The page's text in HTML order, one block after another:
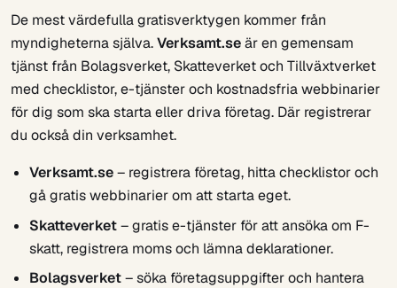
De mest värdefulla gratisverktygen kommer från
myndigheterna själva.Verksamt.seär en gemensam
tjänst från Bolagsverket, Skatteverket och Tillväxtverket
med checklistor, e-tjänster och kostnadsfria webbinarier
för dig som ska starta eller driva företag. Där registrerar
du också din verksamhet.
Verksamt.se– registrera företag, hitta checklistor och
gå gratis webbinarier om att starta eget.
Skatteverket– gratis e-tjänster för att ansöka om F-
skatt, registrera moms och lämna deklarationer.
Bolagsverket– söka företagsuppgifter och hantera